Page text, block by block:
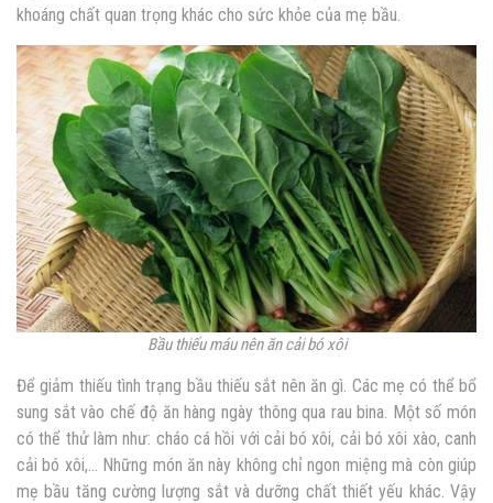
khoáng chất quan trọng khác cho sức khỏe của mẹ bầu.
Bầu thiếu máu nên ăn cải bó xôi
Để giảm thiếu tình trạng bầu thiếu sắt nên ăn gì. Các mẹ có thể bổ
sung sắt vào chế độ ăn hàng ngày thông qua rau bina. Một số món
có thể thử làm như: cháo cá hồi với cải bó xôi, cải bó xôi xào, canh
cải bó xôi,… Những món ăn này không chỉ ngon miệng mà còn giúp
mẹ bầu tăng cường lượng sắt và dưỡng chất thiết yếu khác. Vậy